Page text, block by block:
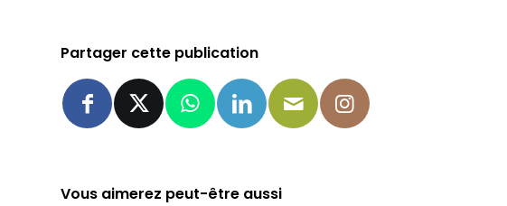
Partager cette publication
Vous aimerez peut-être aussi